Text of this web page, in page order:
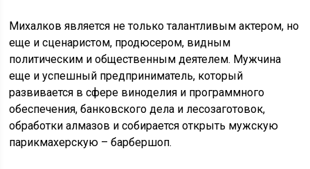
Михалков является не только талантливым актером, но
еще и сценаристом, продюсером, видным
политическим и общественным деятелем. Мужчина
еще и успешный предприниматель, который
развивается в сфере виноделия и программного
обеспечения, банковского дела и лесозаготовок,
обработки алмазов и собирается открыть мужскую
парикмахерскую – барбершоп.